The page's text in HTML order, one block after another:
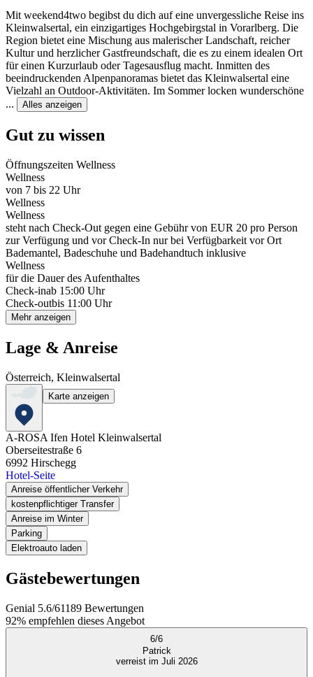
Mit weekend4two begibst du dich auf eine unvergessliche Reise ins
Kleinwalsertal, ein einzigartiges Hochgebirgstal in Vorarlberg. Die
Region bietet eine Mischung aus malerischer Landschaft, reicher
Kultur und herzlicher Gastfreundschaft, die es zu einem idealen Ort
für einen Kurzurlaub oder Tagesausflug macht. Inmitten des
beeindruckenden Alpenpanoramas bietet das Kleinwalsertal eine
Vielzahl an Outdoor-Aktivitäten. Im Sommer locken wunderschöne
...
Alles anzeigen
Gut zu wissen
Öffnungszeiten Wellness
Wellness
von 7 bis 22 Uhr
Wellness
Wellness
steht nach Check-Out gegen eine Gebühr von EUR 20 pro Person
zur Verfügung und vor Check-In nur bei Verfügbarkeit vor Ort
Bademantel, Badeschuhe und Badehandtuch inklusive
Wellness
für die Dauer des Aufenthaltes
Check-inab 15:00 Uhr
Check-outbis 11:00 Uhr
Mehr anzeigen
Lage & Anreise
Österreich, Kleinwalsertal
Karte anzeigen
A-ROSA Ifen Hotel Kleinwalsertal
Oberseitestraße 6
6992 Hirschegg
Hotel-Seite
Anreise öffentlicher Verkehr
kostenpflichtiger Transfer
Anreise im Winter
Parking
Elektroauto laden
Gästebewertungen
Genial 5.6/61189 Bewertungen
92% empfehlen dieses Angebot
6/6
Patrick
verreist im Juli 2026